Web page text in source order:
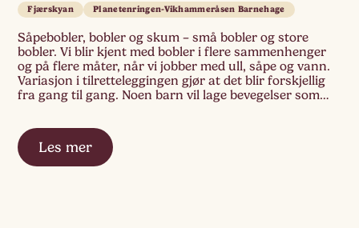
Fjærskyan Planetenringen-Vikhammeråsen Barnehage
Såpebobler, bobler og skum – små bobler og store
bobler. Vi blir kjent med bobler i flere sammenhenger
og på flere måter, når vi jobber med ull, såpe og vann.
Variasjon i tilretteleggingen gjør at det blir forskjellig
fra gang til gang. Noen barn vil lage bevegelser som
Les mer